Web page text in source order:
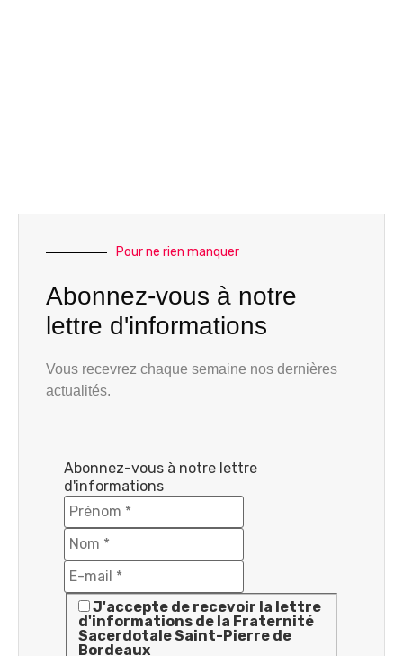
Pour ne rien manquer
Abonnez-vous à notre
lettre d'informations
Vous recevrez chaque semaine nos dernières
actualités.
Abonnez-vous à notre lettre
d'informations
J'accepte de recevoir la lettre
d'informations de la Fraternité
Sacerdotale Saint-Pierre de
Bordeaux